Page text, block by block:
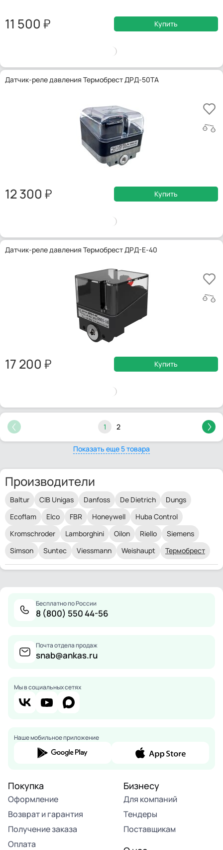
11 500 Купить
Датчик-реле давления Термобрест ДРД-50ТА
12 300 Купить
Датчик-реле давления Термобрест ДРД-Е-40
17 200 Купить
1 2
Показать еще 5 товара
Производители
Baltur CIB Unigas Danfoss De Dietrich
Dungs
Ecoflam
Elco FBR Honeywell
Huba Control
Kromschroder
Lamborghini Oilon Riello
Siemens
Simson
Suntec Viessmann Weishaupt Термобрест
Бесплатно по России
8 (800) 550 44-56
Почта отдела продаж
snab@ankas.ru
Мы в социальных сетях
Наше мобильное приложение
Покупка
Оформление
Возврат и гарантия
Получение заказа
Оплата
Бизнесу
Для компаний
Тендеры
Поставщикам